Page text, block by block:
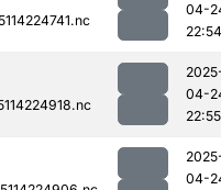
04-
22:54
04-
22:55
04-